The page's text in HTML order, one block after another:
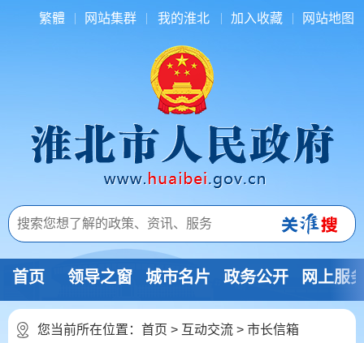
繁體 网站集群 我的淮北 加入收藏 网站地图
首页 领导之窗 城市名片 政务公开 网上服
您当前所在位置： 首页 > 互动交流 > 市长信箱